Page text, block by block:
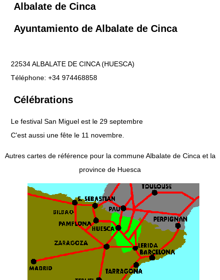
Albalate de Cinca
Ayuntamiento de Albalate de Cinca
22534 ALBALATE DE CINCA (HUESCA)
Téléphone: +34 974468858
Célébrations
Le festival San Miguel est le 29 septembre
C'est aussi une fête le 11 novembre.
Autres cartes de référence pour la commune Albalate de Cinca et la
province de Huesca